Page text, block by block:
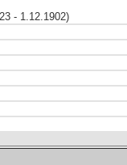
- 1.12.1902)